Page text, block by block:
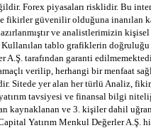
Forex piyasaları risklidir. Bu
fikirler güvenilir olduğuna inanılan
ve analistlerimizin
Kullanılan tablo grafiklerin doğruluğu
A.Ş. tarafından garanti
verilip, herhangi bir menfaat
Sitede yer alan her türlü Analiz,
tavsiyesi ve finansal bilgi
kaynaklanan ve 3. kişiler dahil
Yatırım Menkul Değerler A.Ş.